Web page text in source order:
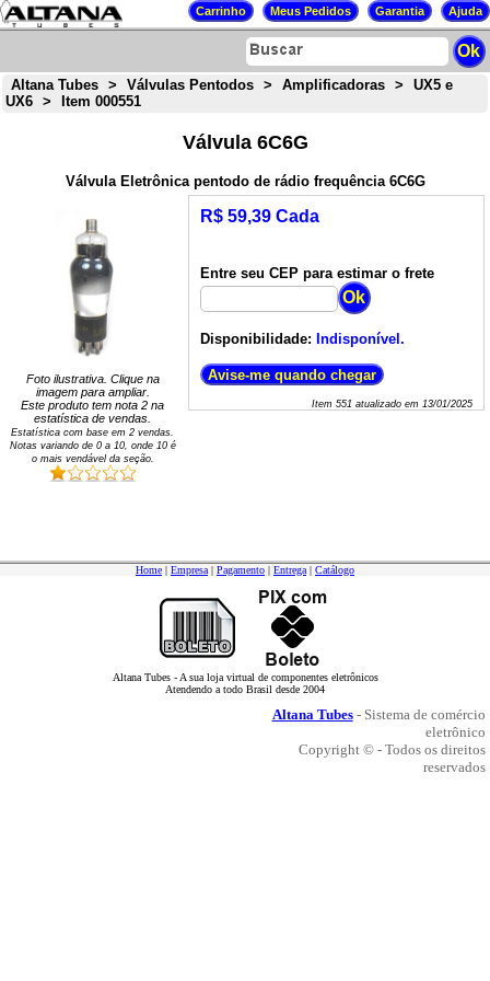
Altana Tubes > Válvulas Pentodos > Amplificadoras >
UX5 e
UX6
> Item 000551
Válvula 6C6G
Válvula Eletrônica pentodo de rádio frequência 6C6G
Foto ilustrativa. Clique na
imagem para ampliar.
Este produto tem nota 2 na
estatística de vendas.
Estatística com base em 2 vendas.
Notas variando de 0a 10, onde 10 é
o mais vendável da seção.
R$ 59,39 Cada
Entre seu CEP para estimar o frete
Disponibilidade: Indisponível.
Item 551atualizado em 13/01/2025
Home | Empresa | Pagamento | Entrega | Catálogo
Altana Tubes - A sua loja virtual de componentes eletrônicos
Atendendo a todo Brasil desde 2004
Altana Tubes- Sistema de comércio
eletrônico
Copyright © - Todos os direitos
reservados